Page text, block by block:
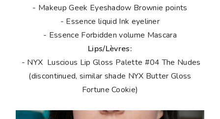
- Makeup Geek Eyeshadow Brownie points
- Essence liquid Ink eyeliner
- Essence Forbidden volume Mascara
Lips/Lèvres:
- NYX Luscious Lip Gloss Palette #04 The Nudes
(discontinued, similar shade NYX Butter Gloss
Fortune Cookie)